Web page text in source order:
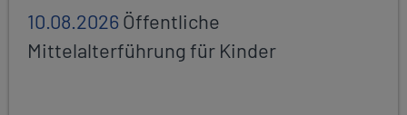
10.08.2026Öffentliche
Mittelalterführung für Kinder